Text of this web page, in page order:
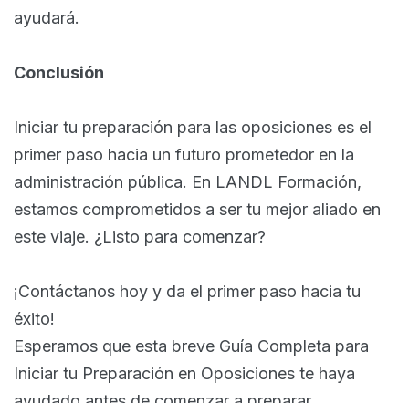
ayudará.
Conclusión
Iniciar tu preparación para las oposiciones es el
primer paso hacia un futuro prometedor en la
administración pública. En LANDL Formación,
estamos comprometidos a ser tu mejor aliado en
este viaje. ¿Listo para comenzar?
¡Contáctanos hoy y da el primer paso hacia tu
éxito!
Esperamos que esta breve Guía Completa para
Iniciar tu Preparación en Oposiciones te haya